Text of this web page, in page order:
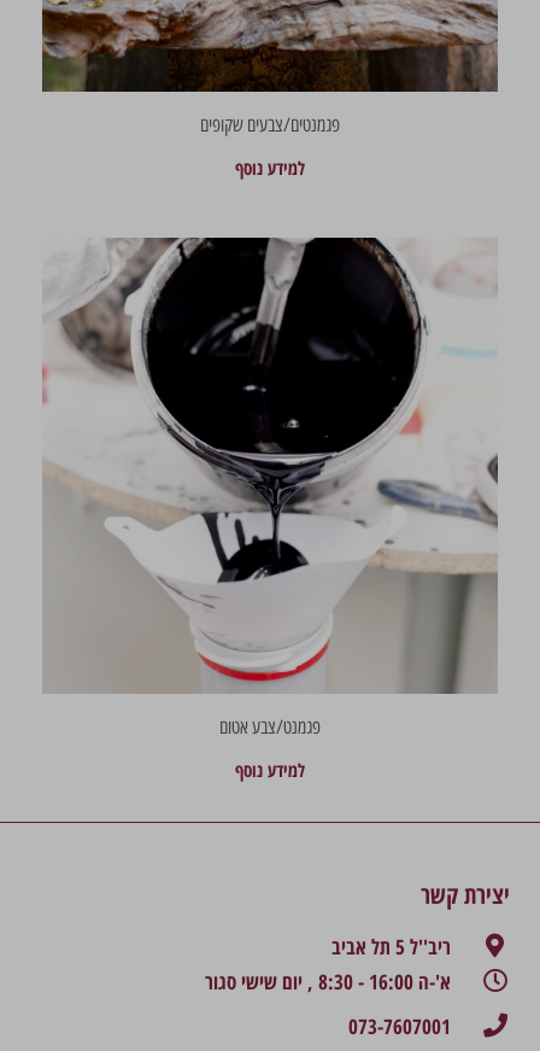
פגמנטים/צבעים שקופים
למידע נוסף
פגמנט/צבע אטום
למידע נוסף
יצירת קשר
ריב''ל 5 תל אביב
א'-ה 16:00 - 8:30 , יום שישי סגור
073-7607001